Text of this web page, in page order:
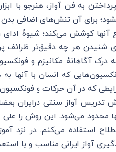
پرداختن به فن آواز، هنرجو با
برای آن تنش‌های اضافی بدن
آنها کوشش می‌کند؛ شیوۀ
شنیدن هر چه دقیق‌تر ظرائف
درک آگاهانۀ مکانیزم و
که انسان با آنها
که در آن حرکات و
تدریس آواز سنتی درایران
محدود می‌شود. این روش را علی
استفاده می‌کنم. در نزد
آواز ایرانی مناسب و با